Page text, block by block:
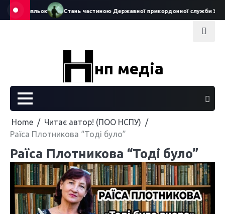
Skip
ляльок Стань частиною Державної прикордонної служби України
нп медіа
Home
Читає автор! (ПОО НСПУ)
Раїса Плотникова “Тоді було”
Раїса Плотникова “Тоді було”